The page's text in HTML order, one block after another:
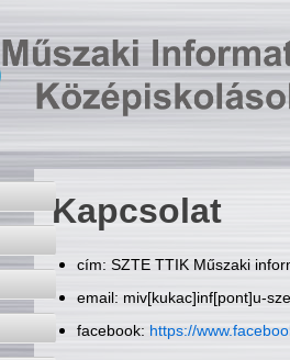
Kapcsolat
cím: SZTE TTIK Műszaki
email: miv[kukac]inf[pont]u-
facebook: https://